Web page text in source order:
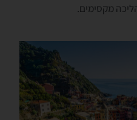
מקסימים.